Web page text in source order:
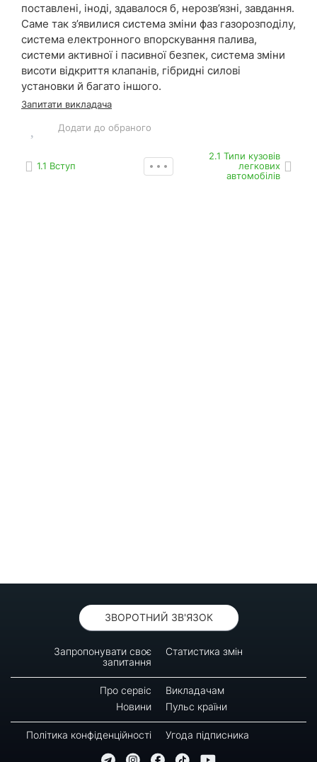
поставлені, іноді, здавалося б, нерозв’язні, завдання.
Саме так з’явилися система зміни фаз газорозподілу,
система електронного впорскування палива,
системи активної і пасивної безпек, система зміни
висоти відкриття клапанів, гібридні силові
установки й багато іншого.
Запитати викладача
Додати до обраного
1.1 Вступ
2.1 Типи кузовів
легкових
автомобілів
ЗВОРОТНИЙ ЗВ'ЯЗОК
Запропонувати своє
запитання
Статистика змін
Про сервіс
Викладачам
Новини
Пульс країни
Політика конфіденційності Угода підписника